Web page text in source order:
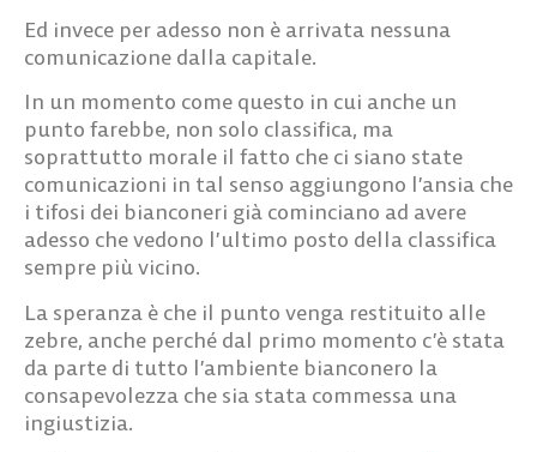
Ed invece per adesso non è arrivata nessuna
comunicazione dalla capitale.
In un momento come questo in cui anche un
punto farebbe, non solo classifica, ma
soprattutto morale il fatto che ci siano state
comunicazioni in tal senso aggiungono l’ansia che
i tifosi dei bianconeri già cominciano ad avere
adesso che vedono l’ultimo posto della classifica
sempre più vicino.
La speranza è che il punto venga restituito alle
zebre, anche perché dal primo momento c’è stata
da parte di tutto l’ambiente bianconero la
consapevolezza che sia stata commessa una
ingiustizia.